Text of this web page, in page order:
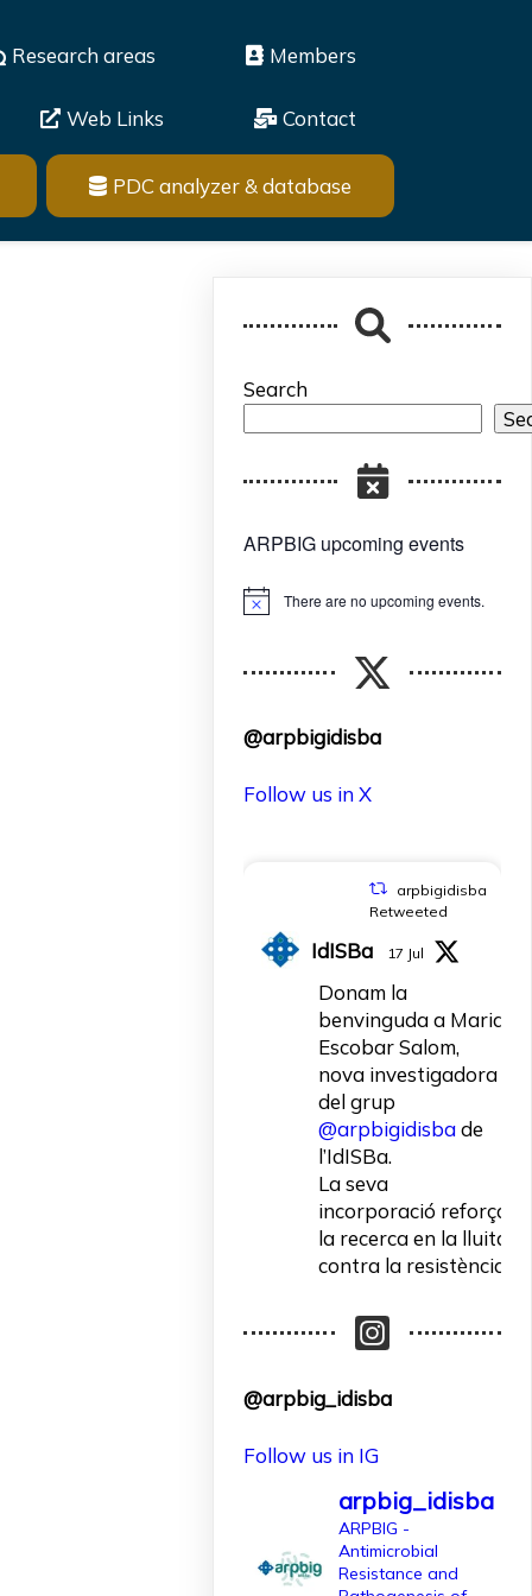
Research areas Members
Web Links Contact
PDC analyzer & database
Search
ARPBIG upcoming events
Notice There are no upcoming events.
@arpbigidisba
Follow us in X
arpbigidisba
Retweeted
IdISBa 17 Jul
Donam la
benvinguda a Maria
Escobar Salom,
nova investigadora
del grup
@arpbigidisbade
l’IdISBa.
La seva
incorporació reforça
la recerca en la lluita
contra la resistència
Un contracte
l'@AgEInves
Més informació:
2
10
X
@arpbig_idisba
Follow us in IG
arpbig_idisba
ARPBIG -
Antimicrobial
Resistance and